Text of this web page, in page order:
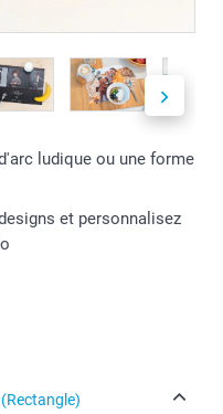
ludique ou une forme
et personnalisez
(Rectangle)